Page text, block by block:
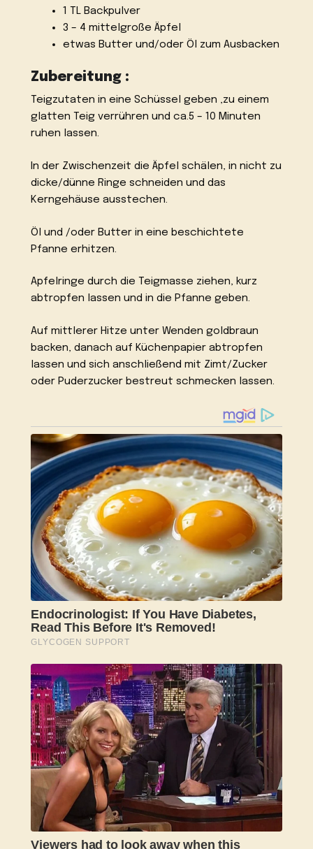
1 TL Backpulver
3 – 4 mittelgroße Äpfel
etwas Butter und/oder Öl zum Ausbacken
Zubereitung :
Teigzutaten in eine Schüssel geben ,zu einem
glatten Teig verrühren und ca.5 – 10 Minuten
ruhen lassen.
In der Zwischenzeit die Äpfel schälen, in nicht zu
dicke/dünne Ringe schneiden und das
Kerngehäuse ausstechen.
Öl und /oder Butter in eine beschichtete
Pfanne erhitzen.
Apfelringe durch die Teigmasse ziehen, kurz
abtropfen lassen und in die Pfanne geben.
Auf mittlerer Hitze unter Wenden goldbraun
backen, danach auf Küchenpapier abtropfen
lassen und sich anschließend mit Zimt/Zucker
oder Puderzucker bestreut schmecken lassen.